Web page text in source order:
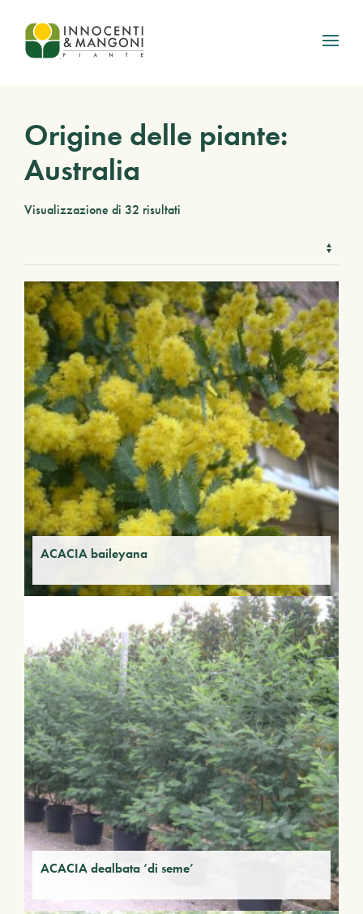
Skip to main content
Origine delle piante:
Australia
Visualizzazione di 32 risultati
ACACIA baileyana
ACACIA dealbata ‘di seme’